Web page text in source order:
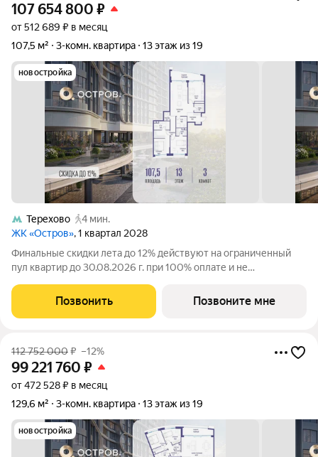
107 654 800 ₽
от 512 689 ₽ в месяц
107,5 м²
3-комн. квартира 13 этаж из 19
новостройка
Терехово
4 мин.
ЖК «Остров», 1 квартал 2028
Финальные скидки лета до 12% действуют на ограниченный
пул квартир до 30.08.2026 г. при 100% оплате и не
застройщика: общая площадь 107.52 м, жилая 56.60 м, кухня
14.00 м, 13-й этаж, жилой
Позвонить Позвоните мне
112 752 000₽ –12%
99 221 760 ₽
от 472 528 ₽ в месяц
129,6 м²
3-комн. квартира 13 этаж из 19
новостройка